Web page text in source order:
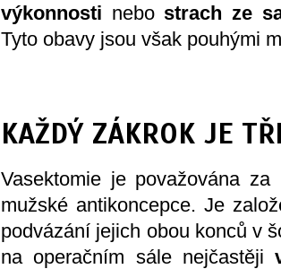
výkonnosti nebo strach ze
Tyto obavy jsou však pouhými
KAŽDÝ ZÁKROK JE
Vasektomie je považována za
mužské antikoncepce. Je
podvázání jejich obou konců v
na operačním sále nejčastěji